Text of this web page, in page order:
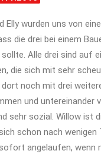
Elly wurden uns von
die drei bei einem
Alle drei sind auf
die sich mit sehr
dort noch mit drei
und untereinander
sehr sozial. Willow ist
schon nach wenigen
angelaufen, wenn